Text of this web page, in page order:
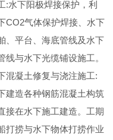
:水下阳极焊接保护，利
CO2气体保护焊接、水下
、平台、海底管线及水下
与水下光缆铺设施工。
混凝土修复与浇注施工:
建造各种钢筋混凝土构筑
接在水下施工建造。工期
打捞与水下物体打捞作业